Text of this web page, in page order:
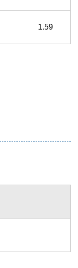
1.59